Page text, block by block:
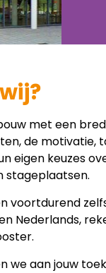
met een
de motivatie,
eigen keuzes
stageplaatsen.
voortdurend
Nederlands,
we aan jouw